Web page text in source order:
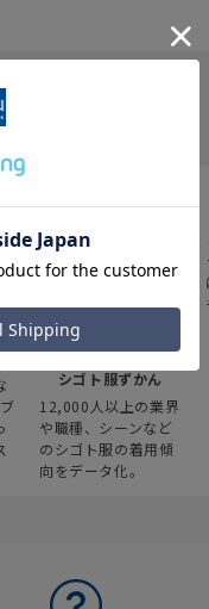
みんなの
シゴト服ずかん
12,000人以上の業界
や職種、シーンなど
のシゴト服の着用傾
向をデータ化。